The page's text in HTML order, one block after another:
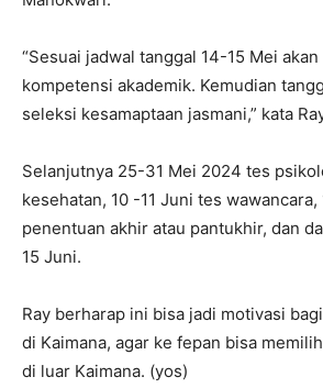
“Sesuai jadwal tanggal 14-15 Mei
kompetensi akademik. Kemudian
seleksi kesamaptaan jasmani,” kata
Selanjutnya 25-31 Mei 2024 tes
kesehatan, 10 -11 Juni tes
penentuan akhir atau pantukhir, dan
15 Juni.
Ray berharap ini bisa jadi motivasi
di Kaimana, agar ke fepan bisa
di luar Kaimana. (yos)